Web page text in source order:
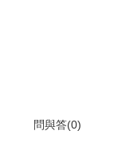
問與答(0)